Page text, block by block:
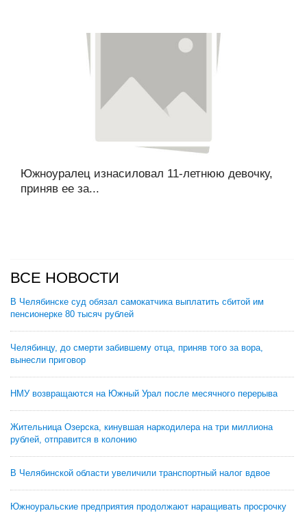
Южноуралец изнасиловал 11-летнюю девочку,
приняв ее за...
ВСЕ НОВОСТИ
В Челябинске суд обязал самокатчика выплатить сбитой им
пенсионерке 80 тысяч рублей
Челябинцу, до смерти забившему отца, приняв того за вора,
вынесли приговор
НМУ возвращаются на Южный Урал после месячного перерыва
Жительница Озерска, кинувшая наркодилера на три миллиона
рублей, отправится в колонию
В Челябинской области увеличили транспортный налог вдвое
Южноуральские предприятия продолжают наращивать просрочку